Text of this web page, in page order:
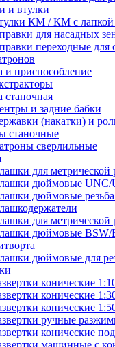
и втулки
КМ / КМ с лапкой
для насадных
переходные для
и приспособление
станочная
и задние бабки
(накатки) и
станочные
сверлильные
для метрической
дюймовые UNC/
дюймовые
для
дюймовые BSW/
дюймовые для
конические
конические
конические
ручные
конические
машинные с